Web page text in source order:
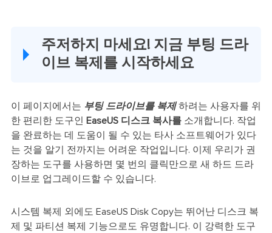
주저하지 마세요! 지금 부팅 드라
이브 복제를 시작하세요
이 페이지에서는 부팅 드라이브를 복제하려는 사용자를 위
한 편리한 도구인 EaseUS 디스크 복사를소개합니다. 작업
을 완료하는 데 도움이 될 수 있는 타사 소프트웨어가 있다
는 것을 알기 전까지는 어려운 작업입니다. 이제 우리가 권
장하는 도구를 사용하면 몇 번의 클릭만으로 새 하드 드라
이브로 업그레이드할 수 있습니다.
시스템 복제 외에도 EaseUS Disk Copy는 뛰어난 디스크 복
제 및 파티션 복제 기능으로도 유명합니다. 이 강력한 도구